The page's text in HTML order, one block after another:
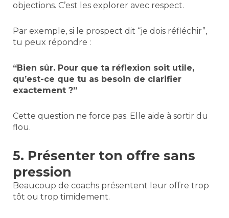
objections. C’est les explorer avec respect.
Par exemple, si le prospect dit “je dois réfléchir”,
tu peux répondre :
“Bien sûr. Pour que ta réflexion soit utile,
qu’est-ce que tu as besoin de clarifier
exactement ?”
Cette question ne force pas. Elle aide à sortir du
flou.
5. Présenter ton offre sans
pression
Beaucoup de coachs présentent leur offre trop
tôt ou trop timidement.